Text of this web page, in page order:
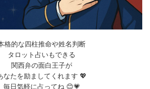
格的な四柱推命や姓名判断
タロット占いもできる
関西弁の面白王子が
なたを励ましてくれます 💖
毎日気軽に占ってね 😊💗